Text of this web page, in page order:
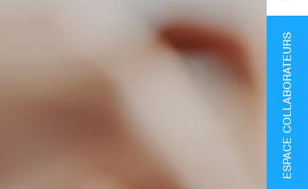
ESPACE COLLABORATEURS